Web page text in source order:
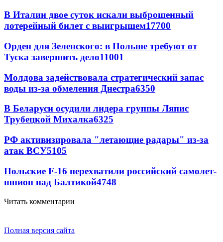
В Италии двое суток искали выброшенный
лотерейный билет с выигрышем17700
Орден для Зеленского: в Польше требуют от
Туска завершить дело11001
Молдова задействовала стратегический запас
воды из-за обмеления Днестра6350
В Беларуси осудили лидера группы Ляпис
Трубецкой Михалка6325
РФ активизировала "летающие радары" из-за
атак ВСУ5105
Польские F-16 перехватили российский самолет-
шпион над Балтикой4748
Читать комментарии
Полная версия сайта